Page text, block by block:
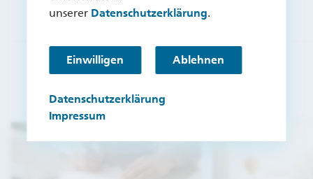
unserer Datenschutzerklärung.
Einwilligen Ablehnen
Datenschutzerklärung
Impressum